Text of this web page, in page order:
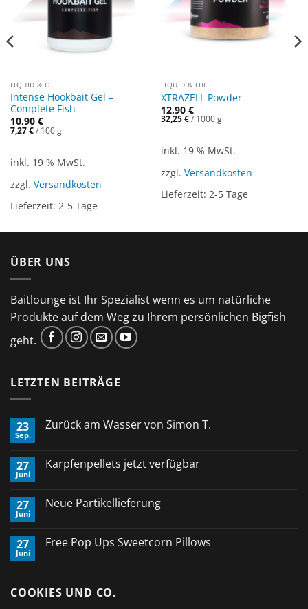
LIQUID & OIL
Intense Hookbait Gel –
Complete Fish
10,90 €
7,27€/ 100g
inkl. 19 % MwSt.
zzgl. Versandkosten
Lieferzeit: 2-5 Tage
LIQUID & OIL
XTRAZELL Powder
12,90 €
32,25€/ 1000g
inkl. 19 % MwSt.
zzgl. Versandkosten
Lieferzeit: 2-5 Tage
ÜBER UNS
Baitlounge ist Ihr Spezialist wenn es um natürliche
Produkte auf dem Weg zu Ihrem persönlichen Bigfish
geht.
LETZTEN BEITRÄGE
23
Sep.
Zurück am Wasser von Simon T.
Zurück
Simon
T.
27
Juni
Karpfenpellets jetzt verfügbar
Karpfenpellets
27
Juni
Neue Partikellieferung
Neue
27
Juni
Free Pop Ups Sweetcorn Pillows
Pop
COOKIES UND CO.